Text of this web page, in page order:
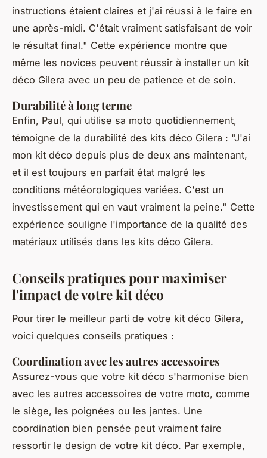
instructions étaient claires et j'ai réussi à le faire en
une après-midi. C'était vraiment satisfaisant de voir
le résultat final." Cette expérience montre que
même les novices peuvent réussir à installer un kit
déco Gilera avec un peu de patience et de soin.
Durabilité à long terme
Enfin, Paul, qui utilise sa moto quotidiennement,
témoigne de la durabilité des kits déco Gilera : "J'ai
mon kit déco depuis plus de deux ans maintenant,
et il est toujours en parfait état malgré les
conditions météorologiques variées. C'est un
investissement qui en vaut vraiment la peine." Cette
expérience souligne l'importance de la qualité des
matériaux utilisés dans les kits déco Gilera.
Conseils pratiques pour maximiser
l'impact de votre kit déco
Pour tirer le meilleur parti de votre kit déco Gilera,
voici quelques conseils pratiques :
Coordination avec les autres accessoires
Assurez-vous que votre kit déco s'harmonise bien
avec les autres accessoires de votre moto, comme
le siège, les poignées ou les jantes. Une
coordination bien pensée peut vraiment faire
ressortir le design de votre kit déco. Par exemple,